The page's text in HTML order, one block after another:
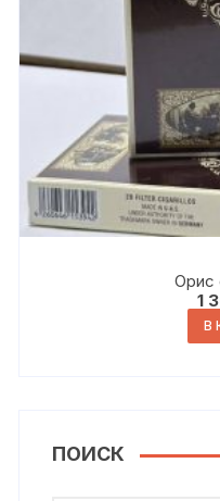
Орис
1
В
ПОИСК